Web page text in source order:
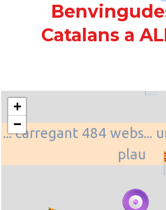
Catalans a
... carregant 484 webs...
plau
+
−